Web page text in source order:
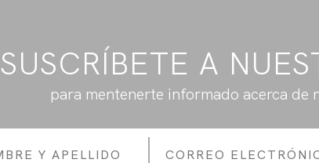
SUSCRÍBETE A
para mentenerte informado acerca